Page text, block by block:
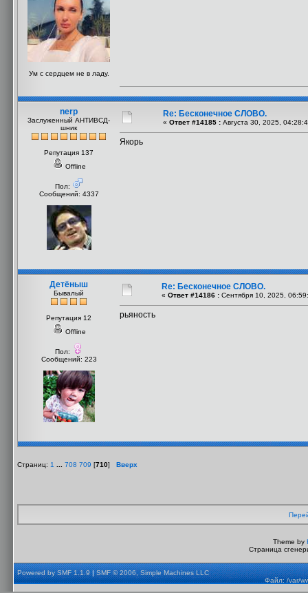
Ум с сердцем не в ладу.
nerp
Заслуженный АНТИВСД-
шник
Репутация 137
Offline
Пол:
Сообщений: 4337
Re: Бесконечное СЛОВО.
« Ответ #14185 : Августа 30, 2025,
Якорь
Детёныш
Бывалый
Репутация 12
Offline
Пол:
Сообщений: 223
Re: Бесконечное СЛОВО.
« Ответ #14186 : Сентября 10, 2025,
рьяность
Страниц: 1 708 709 [710] Вверх
Theme by
Страница
Powered by SMF 1.1.9|SMF © 2006, Simple Machines LLC
Файл: /var/